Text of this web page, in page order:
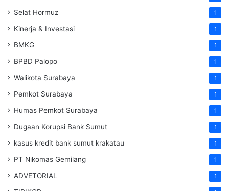
Selat Hormuz 1
Kinerja & Investasi 1
BMKG 1
BPBD Palopo 1
Walikota Surabaya 1
Pemkot Surabaya 1
Humas Pemkot Surabaya 1
Dugaan Korupsi Bank Sumut 1
kasus kredit bank sumut krakatau 1
PT Nikomas Gemilang 1
ADVETORIAL 1